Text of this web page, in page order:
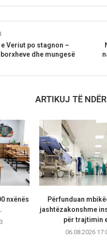
Veriut po stagnon –
dhe mungesë
ARTIKUJ TË
nxënës
Përfunduan
jashtëzakonshme
për trajtimin
06.08.2026